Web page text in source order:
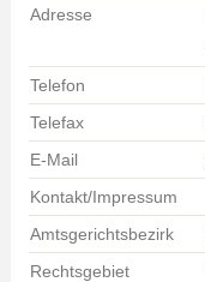
Adresse
Telefon
Telefax
E-Mail
Kontakt/Impressum
Amtsgerichtsbezirk
Rechtsgebiet